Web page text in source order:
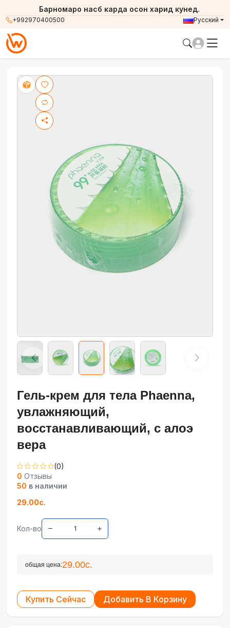
+992970400500
Барномаро насб карда осон харид кунед.
Русский
Гель-крем для тела Phaenna,
увлажняющий,
восстанавливающий, с алоэ
вера
(0)
0 Отзывы
50 в наличии
29.00с.
Кол-во
общая цена:29.00с.
Купить Сейчас Добавить В Корзину